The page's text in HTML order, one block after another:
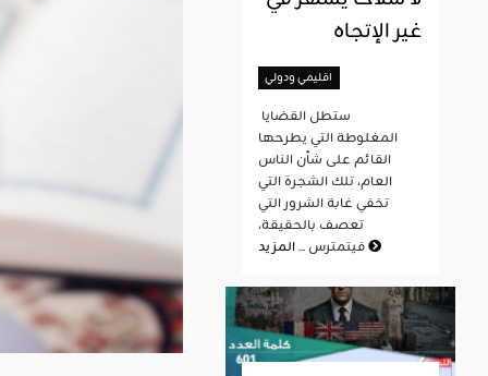
غير الإتجاه
اقليمي ودولي
المغلوطة التي يطرحها
القائم على شأن الناس
العام، تلك الشجرة التي
تخفي غابة الشرور التي
تعصف بالحقيقة،
فيتمترس ...المزيد